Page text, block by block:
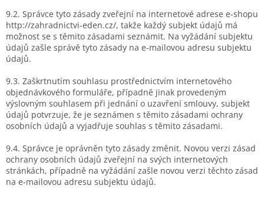
9.2. Správce tyto zásady zveřejní na internetové adrese e-shopu
http://zahradnictvi-eden.cz/, takže každý subjekt údajů má
možnost se s těmito zásadami seznámit. Na vyžádání subjektu
údajů zašle správě tyto zásady na e-mailovou adresu subjektu
údajů.
9.3. Zaškrtnutím souhlasu prostřednictvím internetového
objednávkového formuláře, případně jinak provedeným
výslovným souhlasem při jednání o uzavření smlouvy, subjekt
údajů potvrzuje, že je seznámen s těmito zásadami ochrany
osobních údajů a vyjadřuje souhlas s těmito zásadami.
9.4. Správce je oprávněn tyto zásady změnit. Novou verzi zásad
ochrany osobních údajů zveřejní na svých internetových
stránkách, případně na vyžádání zašle novou verzi těchto zásad
na e-mailovou adresu subjektu údajů.